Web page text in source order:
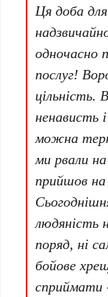
Ця доба
одночасно
послуг!
цільність.
ненависть
можна
ми рвали
прийшов
людяність
поряд, ні
бойове
сприймати